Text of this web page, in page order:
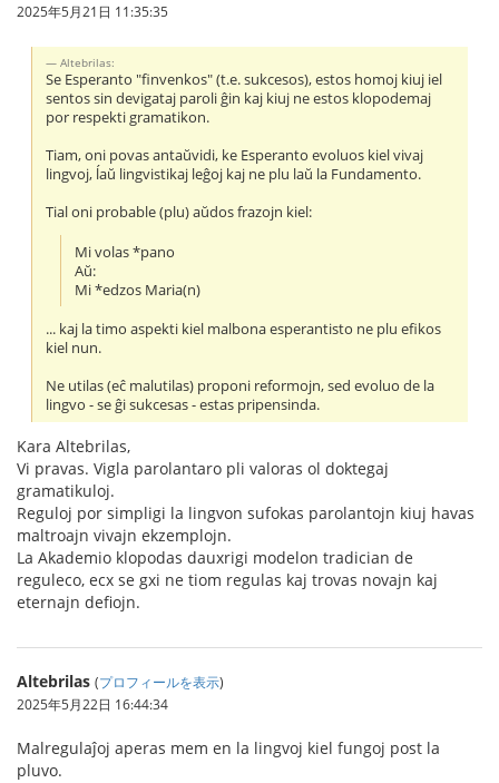
2025年5月21日 11:35:35
Altebrilas:
Se Esperanto "finvenkos" (t.e. sukcesos), estos homoj kiuj iel
sentos sin devigataj paroli ĝin kaj kiuj ne estos klopodemaj
por respekti gramatikon.
Tiam, oni povas antaŭvidi, ke Esperanto evoluos kiel vivaj
lingvoj, ĺaŭ lingvistikaj leĝoj kaj ne plu laŭ la Fundamento.
Tial oni probable (plu) aŭdos frazojn kiel:
Mi volas *pano
Aŭ:
Mi *edzos Maria(n)
... kaj la timo aspekti kiel malbona esperantisto ne plu efikos
kiel nun.
Ne utilas (eĉ malutilas) proponi reformojn, sed evoluo de la
lingvo - se ĝi sukcesas - estas pripensinda.
Kara Altebrilas,
Vi pravas. Vigla parolantaro pli valoras ol doktegaj
gramatikuloj.
Reguloj por simpligi la lingvon sufokas parolantojn kiuj havas
maltroajn vivajn ekzemplojn.
La Akademio klopodas dauxrigi modelon tradician de
reguleco, ecx se gxi ne tiom regulas kaj trovas novajn kaj
eternajn defiojn.
Altebrilas (プロフィールを表示)
2025年5月22日 16:44:34
Malregulaĵoj aperas mem en la lingvoj kiel fungoj post la
pluvo.